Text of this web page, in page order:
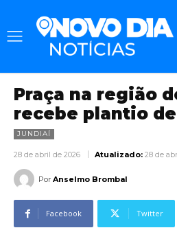
Praça na região
recebe plantio
JUNDIAÍ
28 de abril de 2026 Atualizado: 28 de
Por Anselmo Brombal
Facebook Twitter